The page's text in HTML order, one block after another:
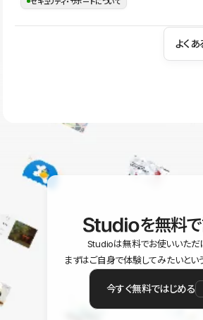
す。
はSSL/TLSによる通信暗号化に対応してお
操作方法や機能については、ヘルプセンタ
ユーザー同士で質問・相談できるコミュニ
よく
を無料
Studioは無料でお使いいただ
まずはご自身で体験してみたいとい
今すぐ無料ではじめる